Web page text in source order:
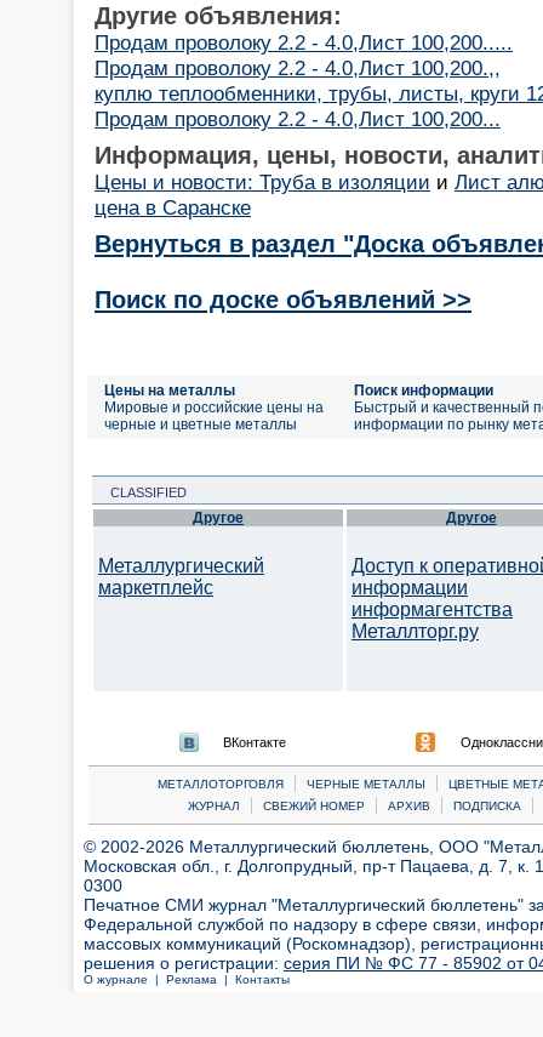
Другие объявления:
Продам проволоку 2.2 - 4.0,Лист 100,200.....
Продам проволоку 2.2 - 4.0,Лист 100,200.,,
куплю теплообменники, трубы, листы, круги
Продам проволоку 2.2 - 4.0,Лист 100,200...
Информация, цены, новости,
Цены и новости: Труба в изоляции и Лист
цена в Саранске
Вернуться в раздел "Доска
Поиск по доске объявлений >>
Цены на металлы
Мировые и российские цены на
черные и цветные металлы
Поиск информации
Быстрый и качественный
информации по рынку
CLASSIFIED
Другое
Металлургический
маркетплейс
Другое
Доступ к
информации
информагентства
Металлторг.ру
ВКонтакте
МЕТАЛЛОТОРГОВЛЯ | ЧЕРНЫЕ МЕТАЛЛЫ |
ЦВЕТНЫЕ
ЖУРНАЛ
| СВЕЖИЙ НОМЕР | АРХИВ | ПОДПИСКА |
© 2002-2026 Металлургический бюллетень, ООО
Московская обл., г. Долгопрудный, пр-т Пацаева, д. 7,
0300
Печатное СМИ журнал "Металлургический бюллетень"
Федеральной службой по надзору в сфере связи,
массовых коммуникаций (Роскомнадзор),
решения о регистрации: серия ПИ № ФС 77 - 85902 от 04
О журнале | Реклама | Контакты